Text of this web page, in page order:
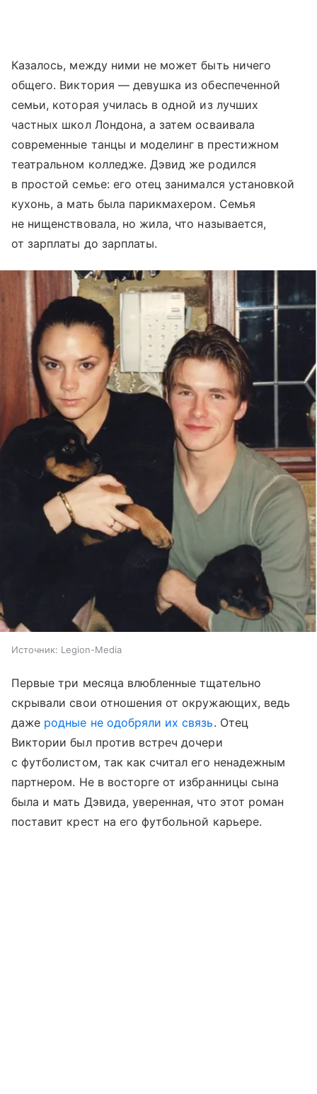
Казалось, между ними не может быть ничего
общего. Виктория — девушка из обеспеченной
семьи, которая училась в одной из лучших
частных школ Лондона, а затем осваивала
современные танцы и моделинг в престижном
театральном колледже. Дэвид же родился
в простой семье: его отец занимался установкой
кухонь, а мать была парикмахером. Семья
не нищенствовала, но жила, что называется,
от зарплаты до зарплаты.
Источник: Legion-Media
Первые три месяца влюбленные тщательно
скрывали свои отношения от окружающих, ведь
даже родные не одобряли их связь. Отец
Виктории был против встреч дочери
с футболистом, так как считал его ненадежным
партнером. Не в восторге от избранницы сына
была и мать Дэвида, уверенная, что этот роман
поставит крест на его футбольной карьере.